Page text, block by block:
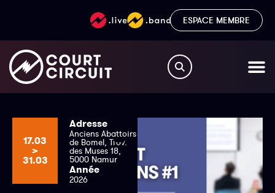
ESPACE MEMBRE
17.03
>
31.03
Adresse
Anciens Abattoirs
de Bomel, Trav.
des Muses 18,
5000 Namur
Année
2026